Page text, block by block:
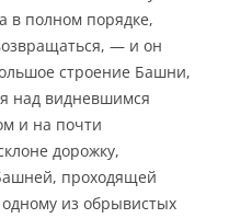
в полном порядке,
— и он
строение Башни,
над видневшимся
и на почти
дорожку,
проходящей
из обрывистых